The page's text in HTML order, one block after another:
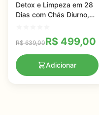
Detox e Limpeza em 28
Dias com Chás Diurno,
342g, 42 Sachês
R$639,00R$ 499,00
Adicionar